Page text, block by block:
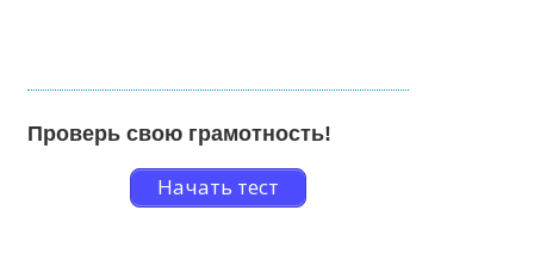
Проверь свою грамотность!
Начать тест